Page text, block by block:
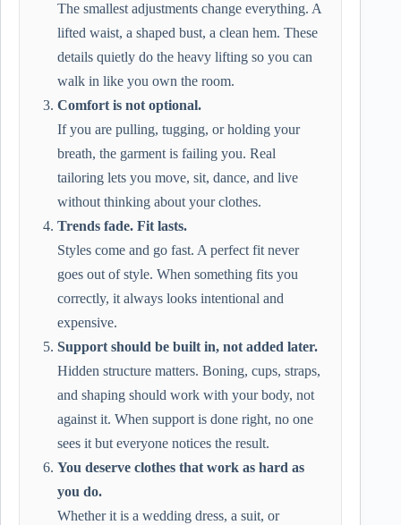
The smallest adjustments change everything. A
lifted waist, a shaped bust, a clean hem. These
details quietly do the heavy lifting so you can
walk in like you own the room.
Comfort is not optional.
If you are pulling, tugging, or holding your
breath, the garment is failing you. Real
tailoring lets you move, sit, dance, and live
without thinking about your clothes.
Trends fade. Fit lasts.
Styles come and go fast. A perfect fit never
goes out of style. When something fits you
correctly, it always looks intentional and
expensive.
Support should be built in, not added later.
Hidden structure matters. Boning, cups, straps,
and shaping should work with your body, not
against it. When support is done right, no one
sees it but everyone notices the result.
You deserve clothes that work as hard as
you do.
Whether it is a wedding dress, a suit, or